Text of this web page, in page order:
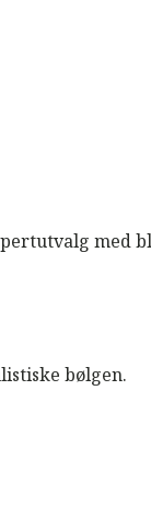
med
bølgen.